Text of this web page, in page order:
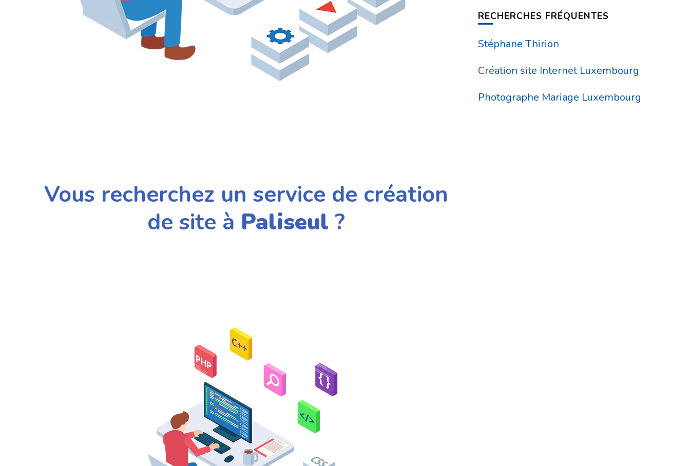
Vous recherchez un service de création
de site à Paliseul ?
RECHERCHES FRÉQUENTES
Stéphane Thirion
Création site Internet Luxembourg
Photographe Mariage Luxembourg